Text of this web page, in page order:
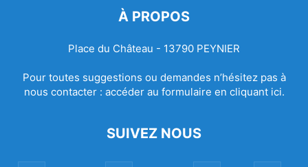
À PROPOS
Place du Château - 13790 PEYNIER
Pour toutes suggestions ou demandes n’hésitez pas à
nous contacter : accéder au formulaire en cliquant ici.
SUIVEZ NOUS